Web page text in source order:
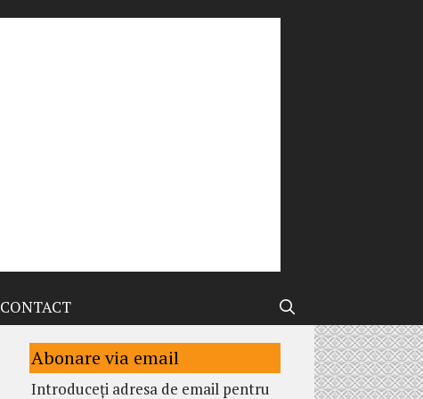
CONTACT
Abonare via email
Introduceți adresa de email pentru